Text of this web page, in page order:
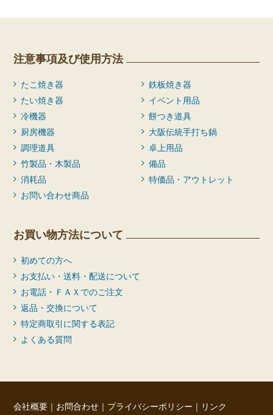
注意事項及び使用方法
たこ焼き器
鉄板焼き器
たい焼き器
イベント用品
冷機器
餅つき道具
厨房機器
大阪伝統手打ち鍋
調理道具
卓上用品
竹製品・木製品
備品
消耗品
特価品・アウトレット
お問い合わせ商品
お買い物方法について
初めての方へ
お支払い・送料・配送について
お電話・ＦＡＸでのご注文
返品・交換について
特定商取引に関する表記
よくある質問
会社概要 ｜ お問合わせ ｜ プライバシーポリシー ｜ リンク